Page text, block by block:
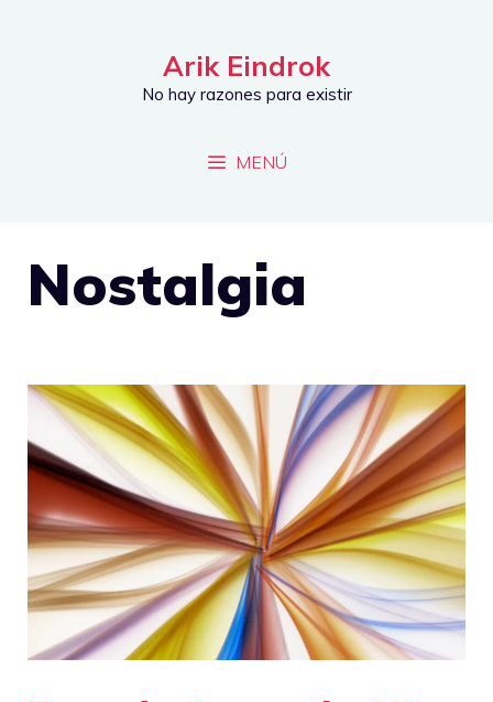
Arik Eindrok
No hay razones para existir
MENÚ
Nostalgia